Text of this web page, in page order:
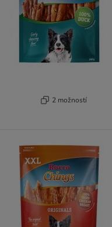
2 možností